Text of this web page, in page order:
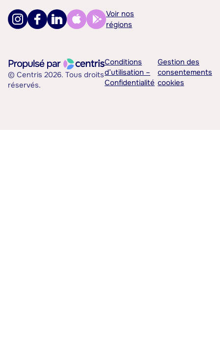
Voir nos
régions
© Centris 2026. Tous droits
réservés.
Conditions
d’utilisation –
Confidentialité
Gestion des
consentements
cookies